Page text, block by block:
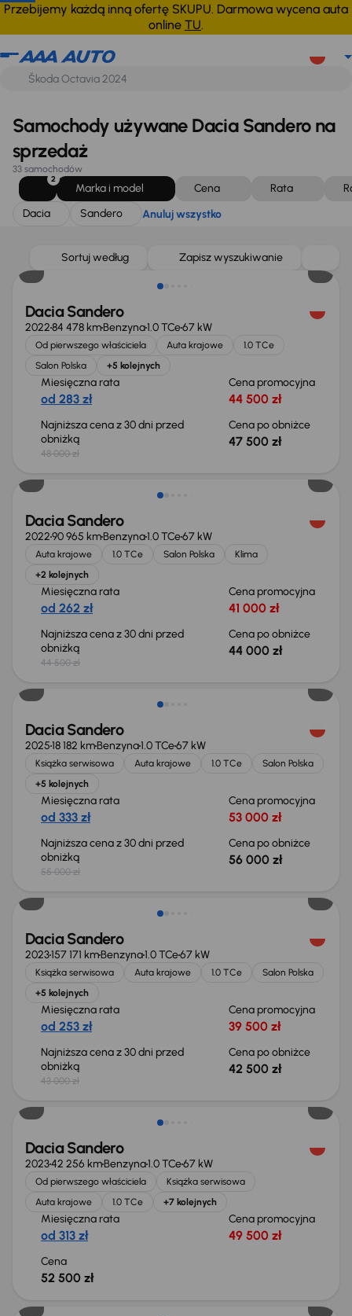
Przebijemy każdą inną ofertę SKUPU. Darmowa wycena auta
online TU.
Dacia Sandero Anuluj wszystko
Samochody używane Dacia Sandero na
sprzedaż
33 samochodów
2
Marka i model Cena Rata
Dacia
Sandero Anuluj wszystko
Sortuj według Zapisz wyszukiwanie
Taniej o 500 zł
Dacia Sandero
202284 478 kmBenzyna1.0 TCe67 kW
Od pierwszego właściciela Auta krajowe
1.0 TCe
Salon Polska
+5 kolejnych
Miesięczna rata
od 283 zł
Cena promocyjna
44 500 zł
Najniższa cena z 30 dni przed
obniżką
48 000 zł
Cena po obniżce
47 500 zł
Taniej o 500 zł
Dacia Sandero
202290 965 kmBenzyna1.0 TCe67 kW
Auta krajowe 1.0 TCe Salon Polska
Klima
+2 kolejnych
Miesięczna rata
od 262 zł
Cena promocyjna
41 000 zł
Najniższa cena z 30 dni przed
obniżką
44 500 zł
Cena po obniżce
44 000 zł
Świeżo skupione
Dacia Sandero
202518 182 kmBenzyna1.0 TCe67 kW
Książka serwisowa Auta krajowe 1.0 TCe
Salon Polska
+5 kolejnych
Miesięczna rata
od 333 zł
Cena promocyjna
53 000 zł
Najniższa cena z 30 dni przed
obniżką
55 000 zł
Cena po obniżce
56 000 zł
Taniej o 500 zł
Dacia Sandero
2023157 171 kmBenzyna1.0 TCe67 kW
Książka serwisowa Auta krajowe 1.0 TCe
Salon Polska
+5 kolejnych
Miesięczna rata
od 253 zł
Cena promocyjna
39 500 zł
Najniższa cena z 30 dni przed
obniżką
43 000 zł
Cena po obniżce
42 500 zł
Dacia Sandero
202342 256 kmBenzyna1.0 TCe67 kW
Od pierwszego właściciela
Książka serwisowa
Auta krajowe
1.0 TCe +7 kolejnych
Miesięczna rata
od 313 zł
Cena promocyjna
49 500 zł
Cena
52 500 zł
Taniej o 1 000 zł